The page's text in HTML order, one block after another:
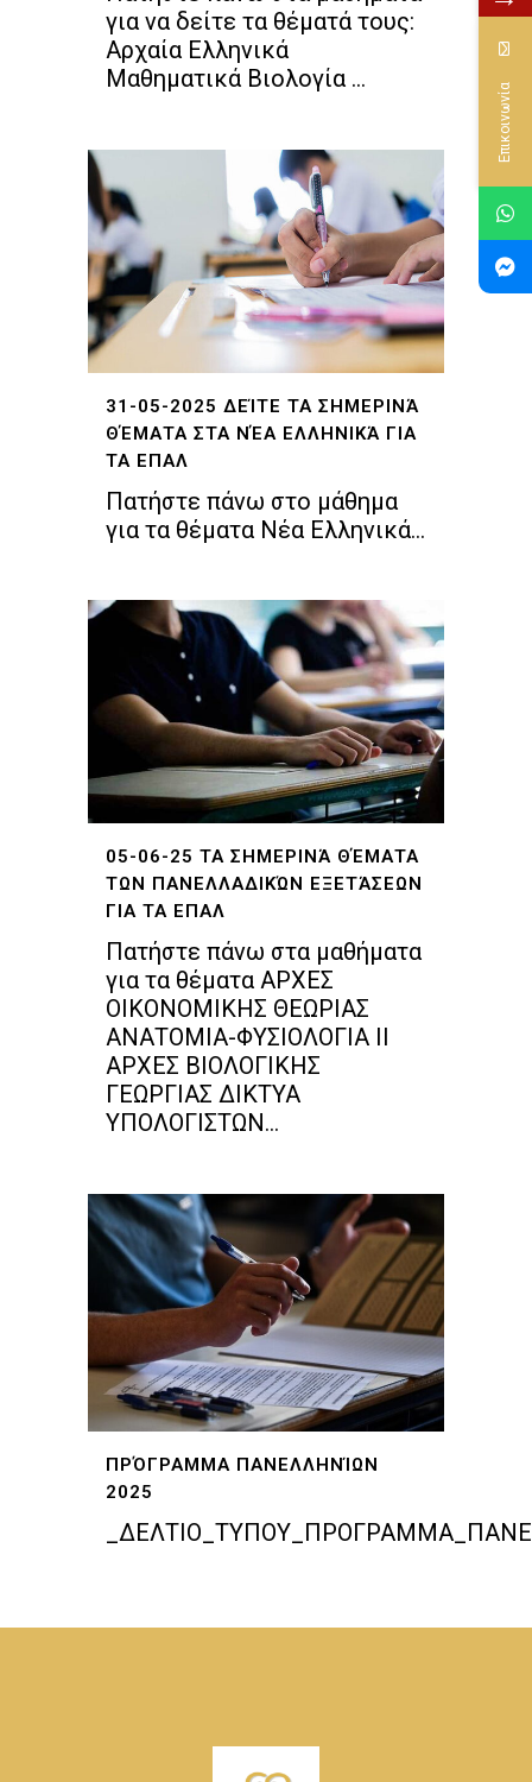
για να δείτε τα θέματά τους:
Αρχαία Ελληνικά
Μαθηματικά Βιολογία ...
31-05-2025 ΔΕΊΤΕ ΤΑ ΣΗΜΕΡΙΝΆ
ΘΈΜΑΤΑ ΣΤΑ ΝΈΑ ΕΛΛΗΝΙΚΆ ΓΙΑ
ΤΑ ΕΠΑΛ
Πατήστε πάνω στο μάθημα
για τα θέματα Νέα Ελληνικά...
05-06-25 ΤΑ ΣΗΜΕΡΙΝΆ ΘΈΜΑΤΑ
ΤΩΝ ΠΑΝΕΛΛΑΔΙΚΏΝ ΕΞΕΤΆΣΕΩΝ
ΓΙΑ ΤΑ ΕΠΑΛ
Πατήστε πάνω στα μαθήματα
για τα θέματα ΑΡΧΕΣ
ΟΙΚΟΝΟΜΙΚΗΣ ΘΕΩΡΙΑΣ
ΑΝΑΤΟΜΙΑ-ΦΥΣΙΟΛΟΓΙΑ ΙΙ
ΑΡΧΕΣ ΒΙΟΛΟΓΙΚΗΣ
ΓΕΩΡΓΙΑΣ ΔΙΚΤΥΑ
ΥΠΟΛΟΓΙΣΤΩΝ...
ΠΡΌΓΡΑΜΜΑ ΠΑΝΕΛΛΗΝΊΩΝ
2025
Επικοινωνία